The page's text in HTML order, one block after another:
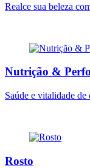
Realce sua beleza
Nutrição &
Saúde e vitalidade de
Rosto